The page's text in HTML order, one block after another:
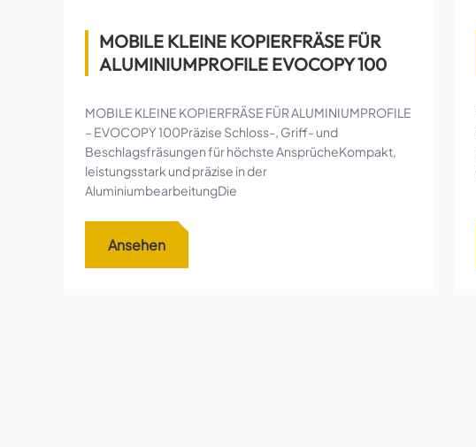
MOBILE KLEINE KOPIERFRÄSE FÜR
ALUMINIUMPROFILE EVOCOPY 100
MOBILE KLEINE KOPIERFRÄSE FÜR ALUMINIUMPROFILE
– EVOCOPY 100Präzise Schloss-, Griff- und
Beschlagsfräsungen für höchste AnsprücheKompakt,
leistungsstark und präzise in der
AluminiumbearbeitungDie
Ansehen